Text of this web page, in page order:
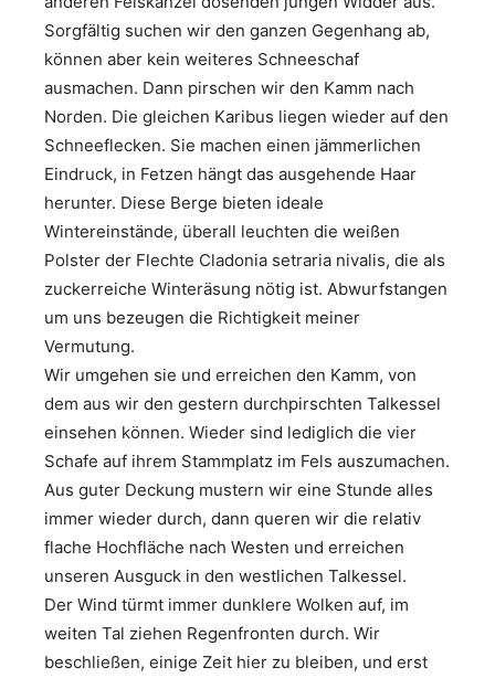
Sorgfältig suchen wir den ganzen Gegenhang ab,
können aber kein weiteres Schneeschaf
ausmachen. Dann pirschen wir den Kamm nach
Norden. Die gleichen Karibus liegen wieder auf den
Schneeflecken. Sie machen einen jämmerlichen
Eindruck, in Fetzen hängt das ausgehende Haar
herunter. Diese Berge bieten ideale
Wintereinstände, überall leuchten die weißen
Polster der Flechte Cladonia setraria nivalis, die als
zuckerreiche Winteräsung nötig ist. Abwurfstangen
um uns bezeugen die Richtigkeit meiner
Vermutung.
Wir umgehen sie und erreichen den Kamm, von
dem aus wir den gestern durchpirschten Talkessel
einsehen können. Wieder sind lediglich die vier
Schafe auf ihrem Stammplatz im Fels auszumachen.
Aus guter Deckung mustern wir eine Stunde alles
immer wieder durch, dann queren wir die relativ
flache Hochfläche nach Westen und erreichen
unseren Ausguck in den westlichen Talkessel.
Der Wind türmt immer dunklere Wolken auf, im
weiten Tal ziehen Regenfronten durch. Wir
beschließen, einige Zeit hier zu bleiben, und erst